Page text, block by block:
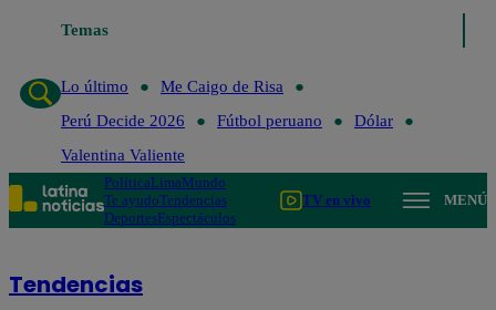
Temas
Lo último
Me Caigo de Risa
Perú Decide 2026
Fútbol peruano
Dólar
Valentina Valiente
PolíticaLimaMundo
Te ayudoTendencias
DeportesEspectáculos
TV en vivo MENÚ
Tendencias